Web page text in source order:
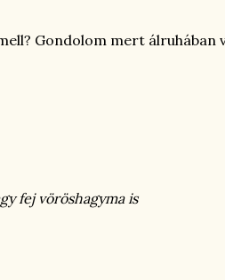
Gondolom mert álruhában
fej vöröshagyma is